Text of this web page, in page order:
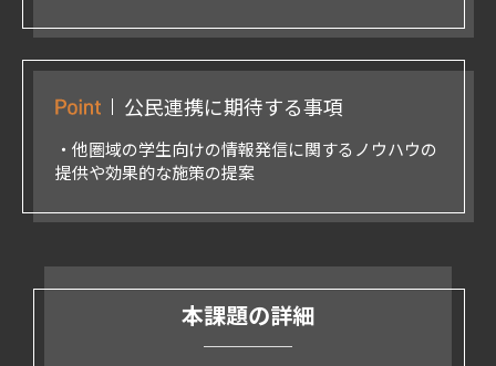
公民連携に期待する事項
・他圏域の学生向けの情報発信に関するノウハウの
提供や効果的な施策の提案
本課題の詳細